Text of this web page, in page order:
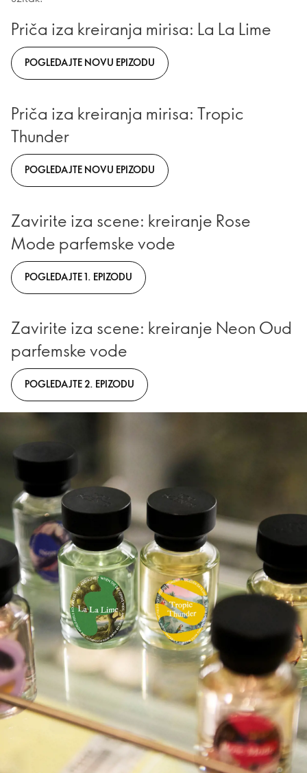
Priča iza kreiranja mirisa: La La Lime
POGLEDAJTE NOVU EPIZODU
Priča iza kreiranja mirisa: Tropic
Thunder
POGLEDAJTE NOVU EPIZODU
Zavirite iza scene: kreiranje Rose
Mode parfemske vode
POGLEDAJTE 1. EPIZODU
Zavirite iza scene: kreiranje Neon Oud
parfemske vode
POGLEDAJTE 2. EPIZODU